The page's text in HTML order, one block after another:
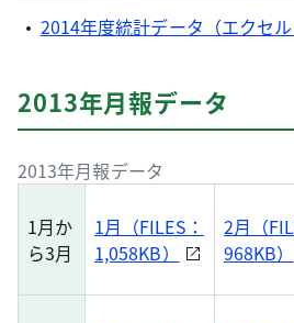
2014年度統計データ（エクセル
2013年月報データ
2013年月報データ
1月か
ら3月
1月（FILES：
1,058KB）
2月（
968KB）